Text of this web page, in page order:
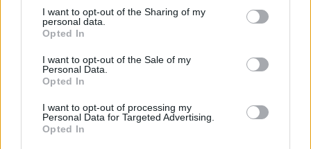
I want to opt-out of the Sharing of my
personal data.
Opted In
I want to opt-out of the Sale of my
Personal Data.
Opted In
I want to opt-out of processing my
Personal Data for Targeted Advertising.
Opted In
nie mają dla człowieka żadnych wyjaśnień
Religia nie przynosi już ukojenia i nie nadaje już
zmartwychwstaniem i nadzieją, unosi tu swe
“beznadziejne” oczy. Człowiek pozbawiony jej
oparcia jest zawieszony w tytułowej próżni,
której nie umie nadać żadnego znaczenia.